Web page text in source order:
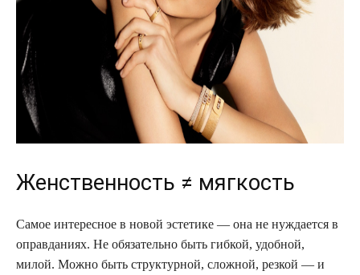
Женственность ≠ мягкость
Самое интересное в новой эстетике — она не нуждается в
оправданиях. Не обязательно быть гибкой, удобной,
милой. Можно быть структурной, сложной, резкой — и